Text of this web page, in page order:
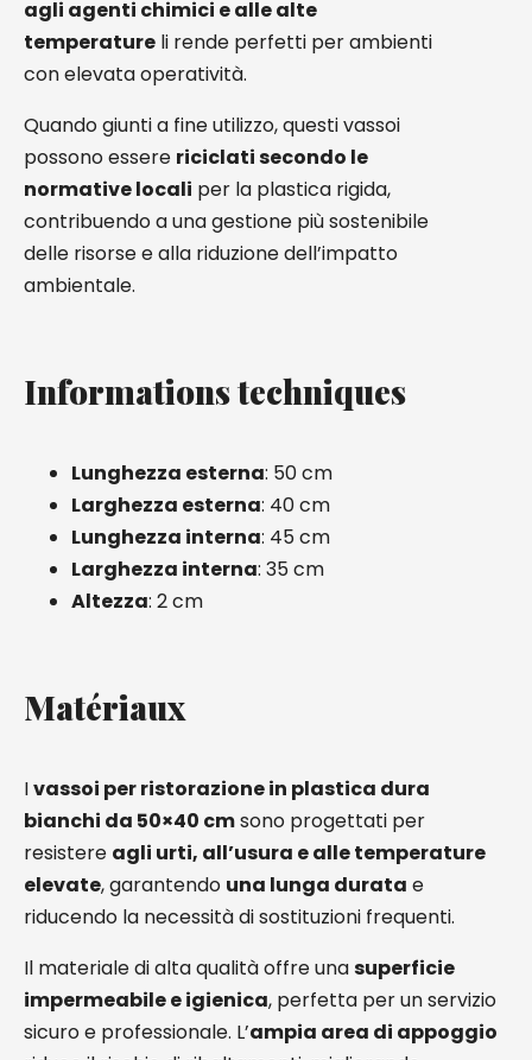
agli agenti chimici e alle alte
temperature li rende perfetti per ambienti
con elevata operatività.
Quando giunti a fine utilizzo, questi vassoi
possono essere riciclati secondo le
normative locali per la plastica rigida,
contribuendo a una gestione più sostenibile
delle risorse e alla riduzione dell’impatto
ambientale.
Informations techniques
Lunghezza esterna: 50 cm
Larghezza esterna: 40 cm
Lunghezza interna: 45 cm
Larghezza interna: 35 cm
Altezza: 2 cm
Matériaux
Ivassoi per ristorazione in plastica dura
bianchi da 50×40 cmsono progettati per
resistere agli urti, all’usura e alle temperature
elevate, garantendo una lunga durata e
riducendo la necessità di sostituzioni frequenti.
Il materiale di alta qualità offre unasuperficie
impermeabile e igienica, perfetta per un servizio
sicuro e professionale. L’ampia area di appoggio